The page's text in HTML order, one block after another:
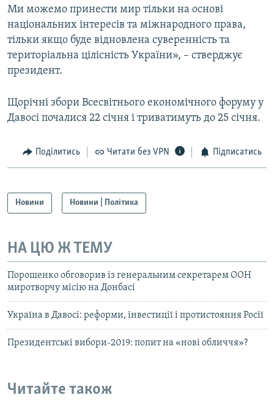
Ми можемо принести мир тільки на основі
національних інтересів та міжнародного права,
тільки якщо буде відновлена суверенність та
територіальна цілісність України», – стверджує
президент.
Щорічні збори Всесвітнього економічного форуму у
Давосі почалися 22 січня і триватимуть до 25 січня.
Поділитись Читати без VPN Підписатись
Новини Новини | Політика
НА ЦЮ Ж ТЕМУ
Порошенко обговорив із генеральним секретарем ООН
миротворчу місію на Донбасі
Україна в Давосі: реформи, інвестиції і протистояння Росії
Президентські вибори-2019: попит на «нові обличчя»?
Читайте також